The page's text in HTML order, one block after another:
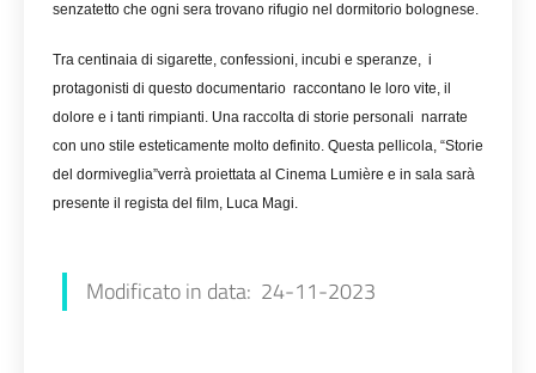
senzatetto che ogni sera trovano rifugio nel dormitorio bolognese.
Tra centinaia di sigarette, confessioni, incubi e speranze, i
protagonisti di questo documentario raccontano le loro vite, il
dolore e i tanti rimpianti. Una raccolta di storie personali narrate
con uno stile esteticamente molto definito. Questa pellicola, “Storie
del dormiveglia”verrà proiettata al Cinema Lumière e in sala sarà
presente il regista del film, Luca Magi.
Modificato in data: 24-11-2023